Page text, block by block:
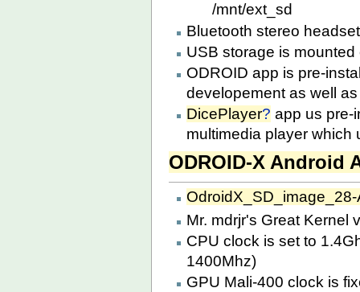
/mnt/ext_sd
Bluetooth stereo
USB storage is
ODROID app is pre-
developement as well
DicePlayer? app us pre-
multimedia player which
ODROID-X Android
Mr. mdrjr's Great Kernel
CPU clock is set to
1400Mhz)
GPU Mali-400 clock is